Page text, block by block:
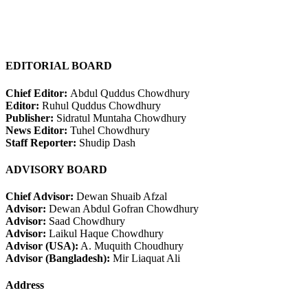
EDITORIAL BOARD
Chief Editor: Abdul Quddus Chowdhury
Editor: Ruhul Quddus Chowdhury
Publisher: Sidratul Muntaha Chowdhury
News Editor: Tuhel Chowdhury
Staff Reporter: Shudip Dash
ADVISORY BOARD
Chief Advisor: Dewan Shuaib Afzal
Advisor: Dewan Abdul Gofran Chowdhury
Advisor: Saad Chowdhury
Advisor: Laikul Haque Chowdhury
Advisor (USA): A. Muquith Choudhury
Advisor (Bangladesh): Mir Liaquat Ali
Address